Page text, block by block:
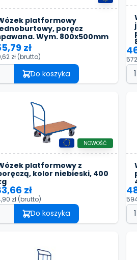
platformowy
poręcz
Wym. 800x500mm
zł
zł (brutto)
Do koszyka
platformowy z
kolor niebieski, 400
NOWOŚĆ
zł
zł (brutto)
Do koszyka